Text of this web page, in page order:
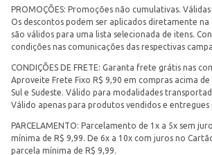
PROMOÇÕES: Promoções não cumulativas.
Os descontos podem ser aplicados diretamente na
são válidos para uma lista selecionada de itens.
condições nas comunicações das respectivas
CONDIÇÕES DE FRETE: Garanta frete grátis nas
Aproveite Frete Fixo R$ 9,90 em compras acima
Sul e Sudeste. Válido para modalidades
Válido apenas para produtos vendidos e entregues
PARCELAMENTO: Parcelamento de 1x a 5x sem
mínima de R$ 9,99. De 6x a 10x com juros no
parcela mínima de R$ 9,99.